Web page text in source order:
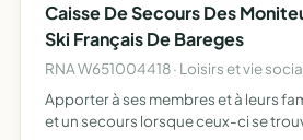
Caisse De Secours Des
Ski Français De Bareges
RNA W651004418 · Loisirs et vie
Apporter à ses membres et à leurs
et un secours lorsque ceux-ci se